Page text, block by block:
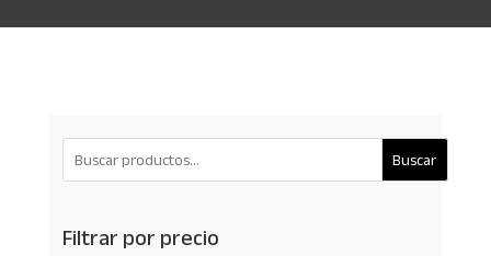
Buscar
Filtrar por precio